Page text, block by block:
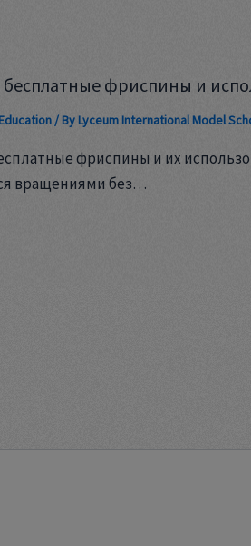
бесплатные фриспины и
/ By Lyceum International Model
фриспины и их
вращениями без…